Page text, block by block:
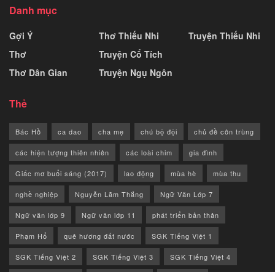
Danh mục
Gợi Ý
Thơ
Thơ Dân Gian
Thơ Thiếu Nhi
Truyện Cổ Tích
Truyện Ngụ Ngôn
Truyện Thiếu Nhi
Thẻ
Bác Hồ ca dao cha mẹ chú bộ đội chủ đề côn trùng
các hiện tượng thiên nhiên các loài chim gia đình
Giấc mơ buổi sáng (2017) lao động mùa hè mùa thu
nghề nghiệp Nguyễn Lãm Thắng Ngữ Văn Lớp 7
Ngữ văn lớp 9 Ngữ văn lớp 11 phát triển bản thân
Phạm Hổ quê hương đất nước SGK Tiếng Việt 1
SGK Tiếng Việt 2 SGK Tiếng Việt 3 SGK Tiếng Việt 4